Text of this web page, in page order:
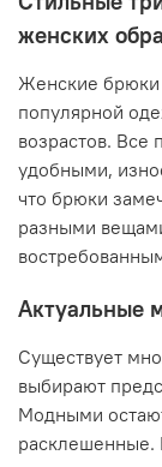
женских
Женские брюки
популярной
возрастов. Все
удобными,
что брюки
разными
Актуальные
Существует
выбирают
Модными
расклешенные.